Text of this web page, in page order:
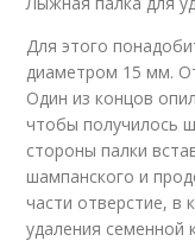
Для этого
диаметром 15 мм.
Один из концов
чтобы получилось
стороны палки
шампанского и
части отверстие, в
удаления семенной